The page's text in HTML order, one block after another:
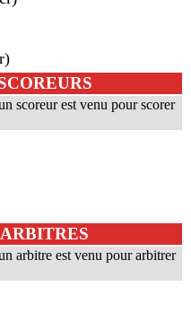
scoreur est venu pour scorer
arbitre est venu pour arbitrer